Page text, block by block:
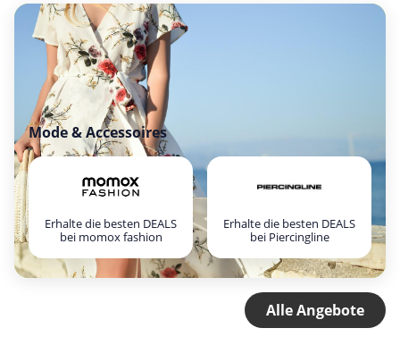
Mode & Accessoires
Erhalte die besten DEALS
bei momox fashion
Erhalte die besten DEALS
bei Piercingline
Alle Angebote